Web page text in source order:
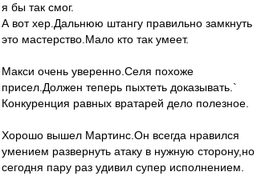
я бы так смог.
А вот хер.Дальнюю штангу правильно замкнуть
это мастерство.Мало кто так умеет.
Макси очень уверенно.Селя похоже
присел.Должен теперь пыхтеть доказывать.`
Конкуренция равных вратарей дело полезное.
Хорошо вышел Мартинс.Он всегда нравился
умением развернуть атаку в нужную сторону,но
сегодня пару раз удивил супер исполнением.